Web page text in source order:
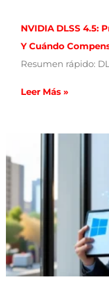
NVIDIA DLSS 4.5:
Y Cuándo
Resumen rápido:
Leer Más »